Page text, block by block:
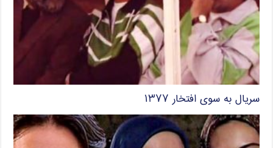
سریال به سوی افتخار ۱۳۷۷